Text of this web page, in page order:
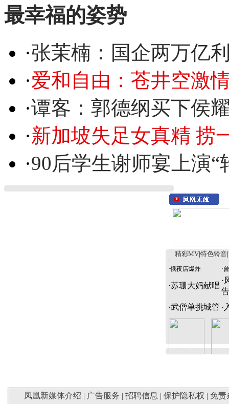
最幸福的姿势
·张茉楠：国企两万亿
·爱和自由：苍井空激
·谭客：郭德纲买下侯
·新加坡失足女真精 捞
·90后学生谢师宴上演“
精彩MV 特色铃音
·俄夜店爆炸 ·
·苏珊大妈献唱
·
告
·武僧单挑城管 ·
凤凰新媒体介绍 | 广告服务 | 招聘信息 | 保护隐私权 | 免责